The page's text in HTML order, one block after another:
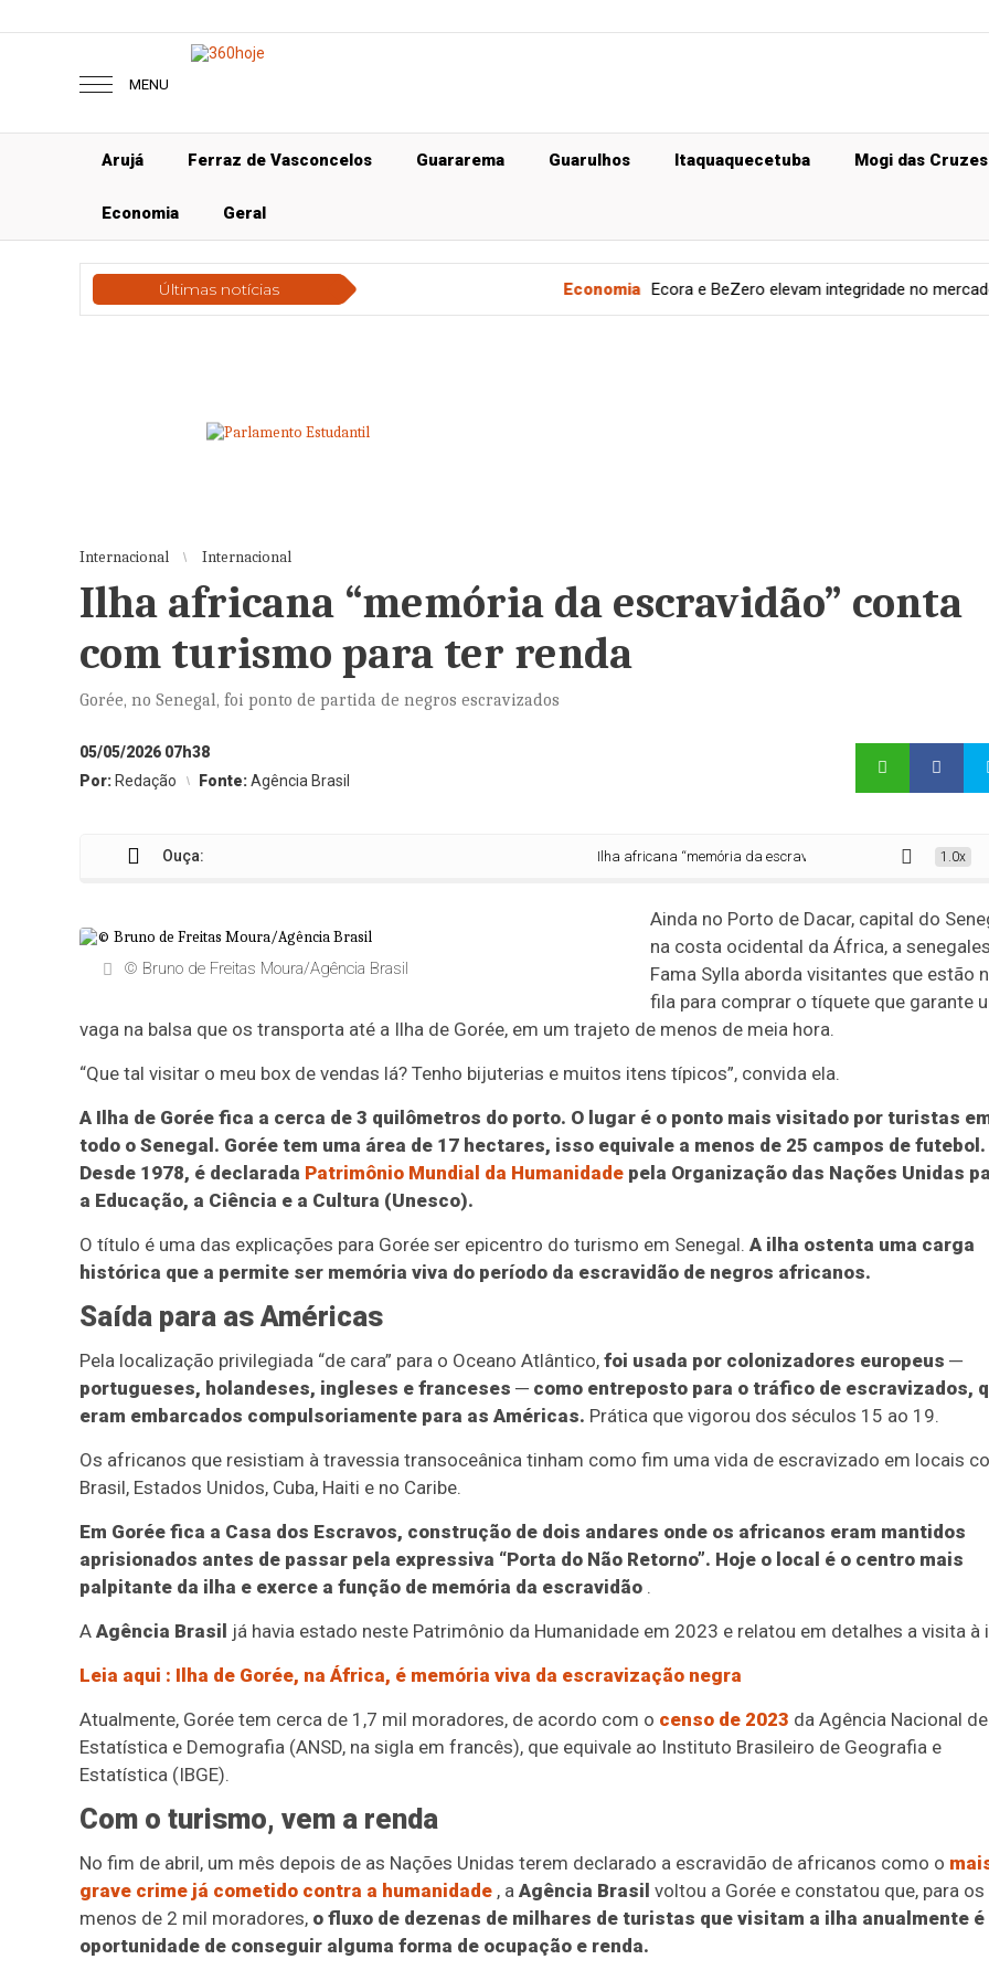
MENU
Arujá Ferraz de Vasconcelos Guararema Guarulhos Itaquaquecetuba Mogi das Cruzes
Economia Geral
Últimas notícias Ecora e BeZero elevam integridade no mercado de carbono
Internacional Internacional
Ilha africana “memória da escravidão” conta
com turismo para ter renda
Gorée, no Senegal, foi ponto de partida de negros escravizados
05/05/2026 07h38
Por: Redação Fonte:Agência Brasil
Ouça: Ilha africana “memória da escravidão” conta com turismo para ter
1.0x
© Bruno de Freitas Moura/Agência Brasil
Ainda no Porto de Dacar, capital do
na costa ocidental da África, a
Fama Sylla aborda visitantes que estão
fila para comprar o tíquete que garante
vaga na balsa que os transporta até a Ilha de Gorée, em um trajeto de menos de meia hora.
“Que tal visitar o meu box de vendas lá? Tenho bijuterias e muitos itens típicos”, convida ela.
A Ilha de Gorée fica a cerca de 3 quilômetros do porto. O lugar é o ponto mais visitado por turistas
todo o Senegal. Gorée tem uma área de 17 hectares, isso equivale a menos de 25 campos de futebol.
Desde 1978, é declarada Patrimônio Mundial da Humanidade pela Organização das Nações Unidas
a Educação, a Ciência e a Cultura (Unesco).
O título é uma das explicações para Gorée ser epicentro do turismo em Senegal. A ilha ostenta uma carga
histórica que a permite ser memória viva do período da escravidão de negros africanos.
Saída para as Américas
Pela localização privilegiada “de cara” para o Oceano Atlântico, foi usada por colonizadores europeus ─
portugueses, holandeses, ingleses e franceses ─ como entreposto para o tráfico de escravizados,
eram embarcados compulsoriamente para as Américas. Prática que vigorou dos séculos 15 ao 19.
Os africanos que resistiam à travessia transoceânica tinham como fim uma vida de escravizado em locais
Brasil, Estados Unidos, Cuba, Haiti e no Caribe.
Em Gorée fica a Casa dos Escravos, construção de dois andares onde os africanos eram mantidos
aprisionados antes de passar pela expressiva “Porta do Não Retorno”. Hoje o local é o centro mais
palpitante da ilha e exerce a função de memória da escravidão .
A Agência Brasil já havia estado neste Patrimônio da Humanidade em 2023 e relatou em detalhes a visita à
Leia aqui : Ilha de Gorée, na África, é memória viva da escravização negra
Atualmente, Gorée tem cerca de 1,7 mil moradores, de acordo com o censo de 2023 da Agência Nacional de
Estatística e Demografia (ANSD, na sigla em francês), que equivale ao Instituto Brasileiro de Geografia e
Estatística (IBGE).
Com o turismo, vem a renda
No fim de abril, um mês depois de as Nações Unidas terem declarado a escravidão de africanos como o
grave crime já cometido contra a humanidade , a Agência Brasil voltou a Gorée e constatou que, para os
menos de 2 mil moradores, o fluxo de dezenas de milhares de turistas que visitam a ilha anualmente é
oportunidade de conseguir alguma forma de ocupação e renda.